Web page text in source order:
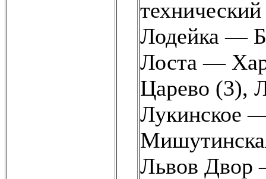
Лодейка —
Лоста —
Царево (3),
Лукинское
Львов Двор